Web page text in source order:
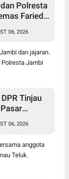
Polresta
Faried:
06, 2026
dan jajaran.
Polresta Jambi
Tinjau
Bangun
06, 2026
anggota
Teluk.